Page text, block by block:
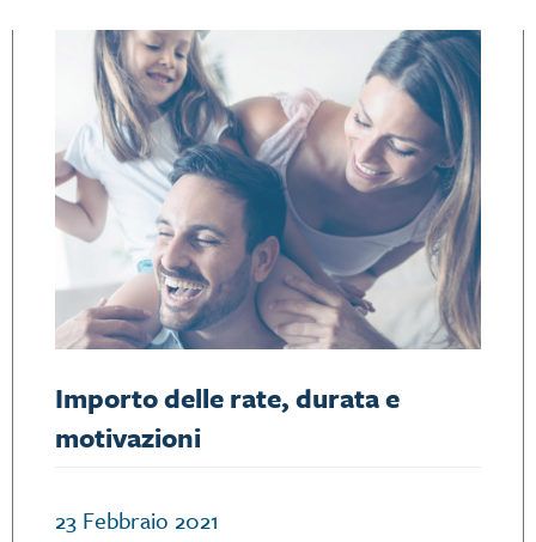
Importo delle rate, durata e
motivazioni
23 Febbraio 2021